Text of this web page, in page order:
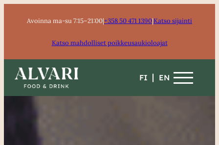
sisältöönAvoinna ma-su 7:15–21:00|+358 50 471 1390|Katso sijainti
Katso mahdolliset poikkeusaukioloajat
FI EN